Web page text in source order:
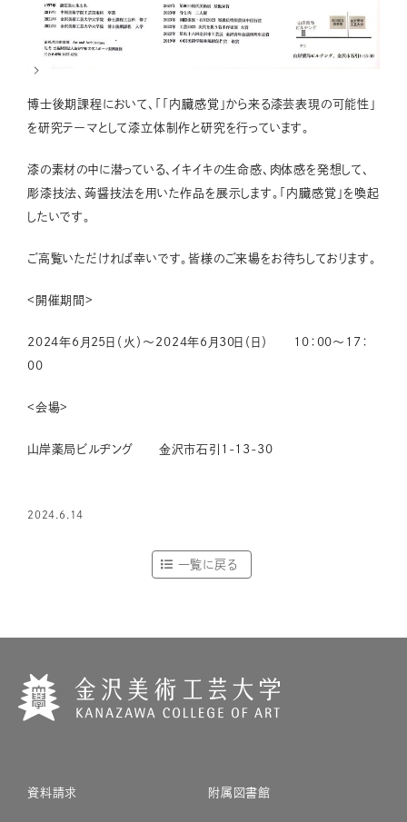
博士後期課程において、「「内臓感覚」から来る漆芸表現の可能性」
を研究テーマとして漆立体制作と研究を行っています。
漆の素材の中に潜っている、イキイキの生命感、肉体感を発想して、
彫漆技法、蒟醤技法を用いた作品を展示します。「内臓感覚」を喚起
したいです。
ご高覧いただければ幸いです。皆様のご来場をお待ちしております。
<開催期間>
2024年6月25日（火）～2024年6月30日（日） 10：00～17：
00
<会場>
山岸薬局ビルヂング 金沢市石引1-13-30
2024.6.14
一覧に戻る
資料請求 附属図書館